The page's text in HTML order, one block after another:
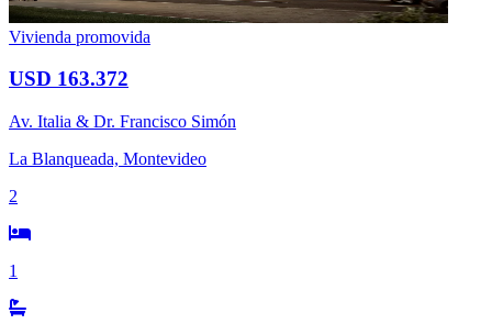
Vivienda promovida
USD 163.372
Av. Italia & Dr. Francisco Simón
La Blanqueada, Montevideo
2
1